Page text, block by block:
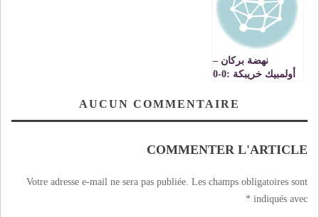
نهضة بركان –
أولمبيك خريبكة :0-0
الفريقين
AUCUN COMMENTAIRE
COMMENTER L'ARTICLE
Votre adresse e-mail ne sera pas publiée. Les champs obligatoires sont
indiqués avec
*